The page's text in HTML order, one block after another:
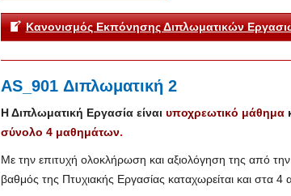
Κανονισμός Εκπόνησης Διπλωματικών
AS_901 Διπλωματική 2
Η Διπλωματική Εργασία είναι υποχρεωτικό μάθημα
σύνολο 4 μαθημάτων.
Με την επιτυχή ολοκλήρωση και αξιολόγηση της από
βαθμός της Πτυχιακής Εργασίας καταχωρείται και στα 4